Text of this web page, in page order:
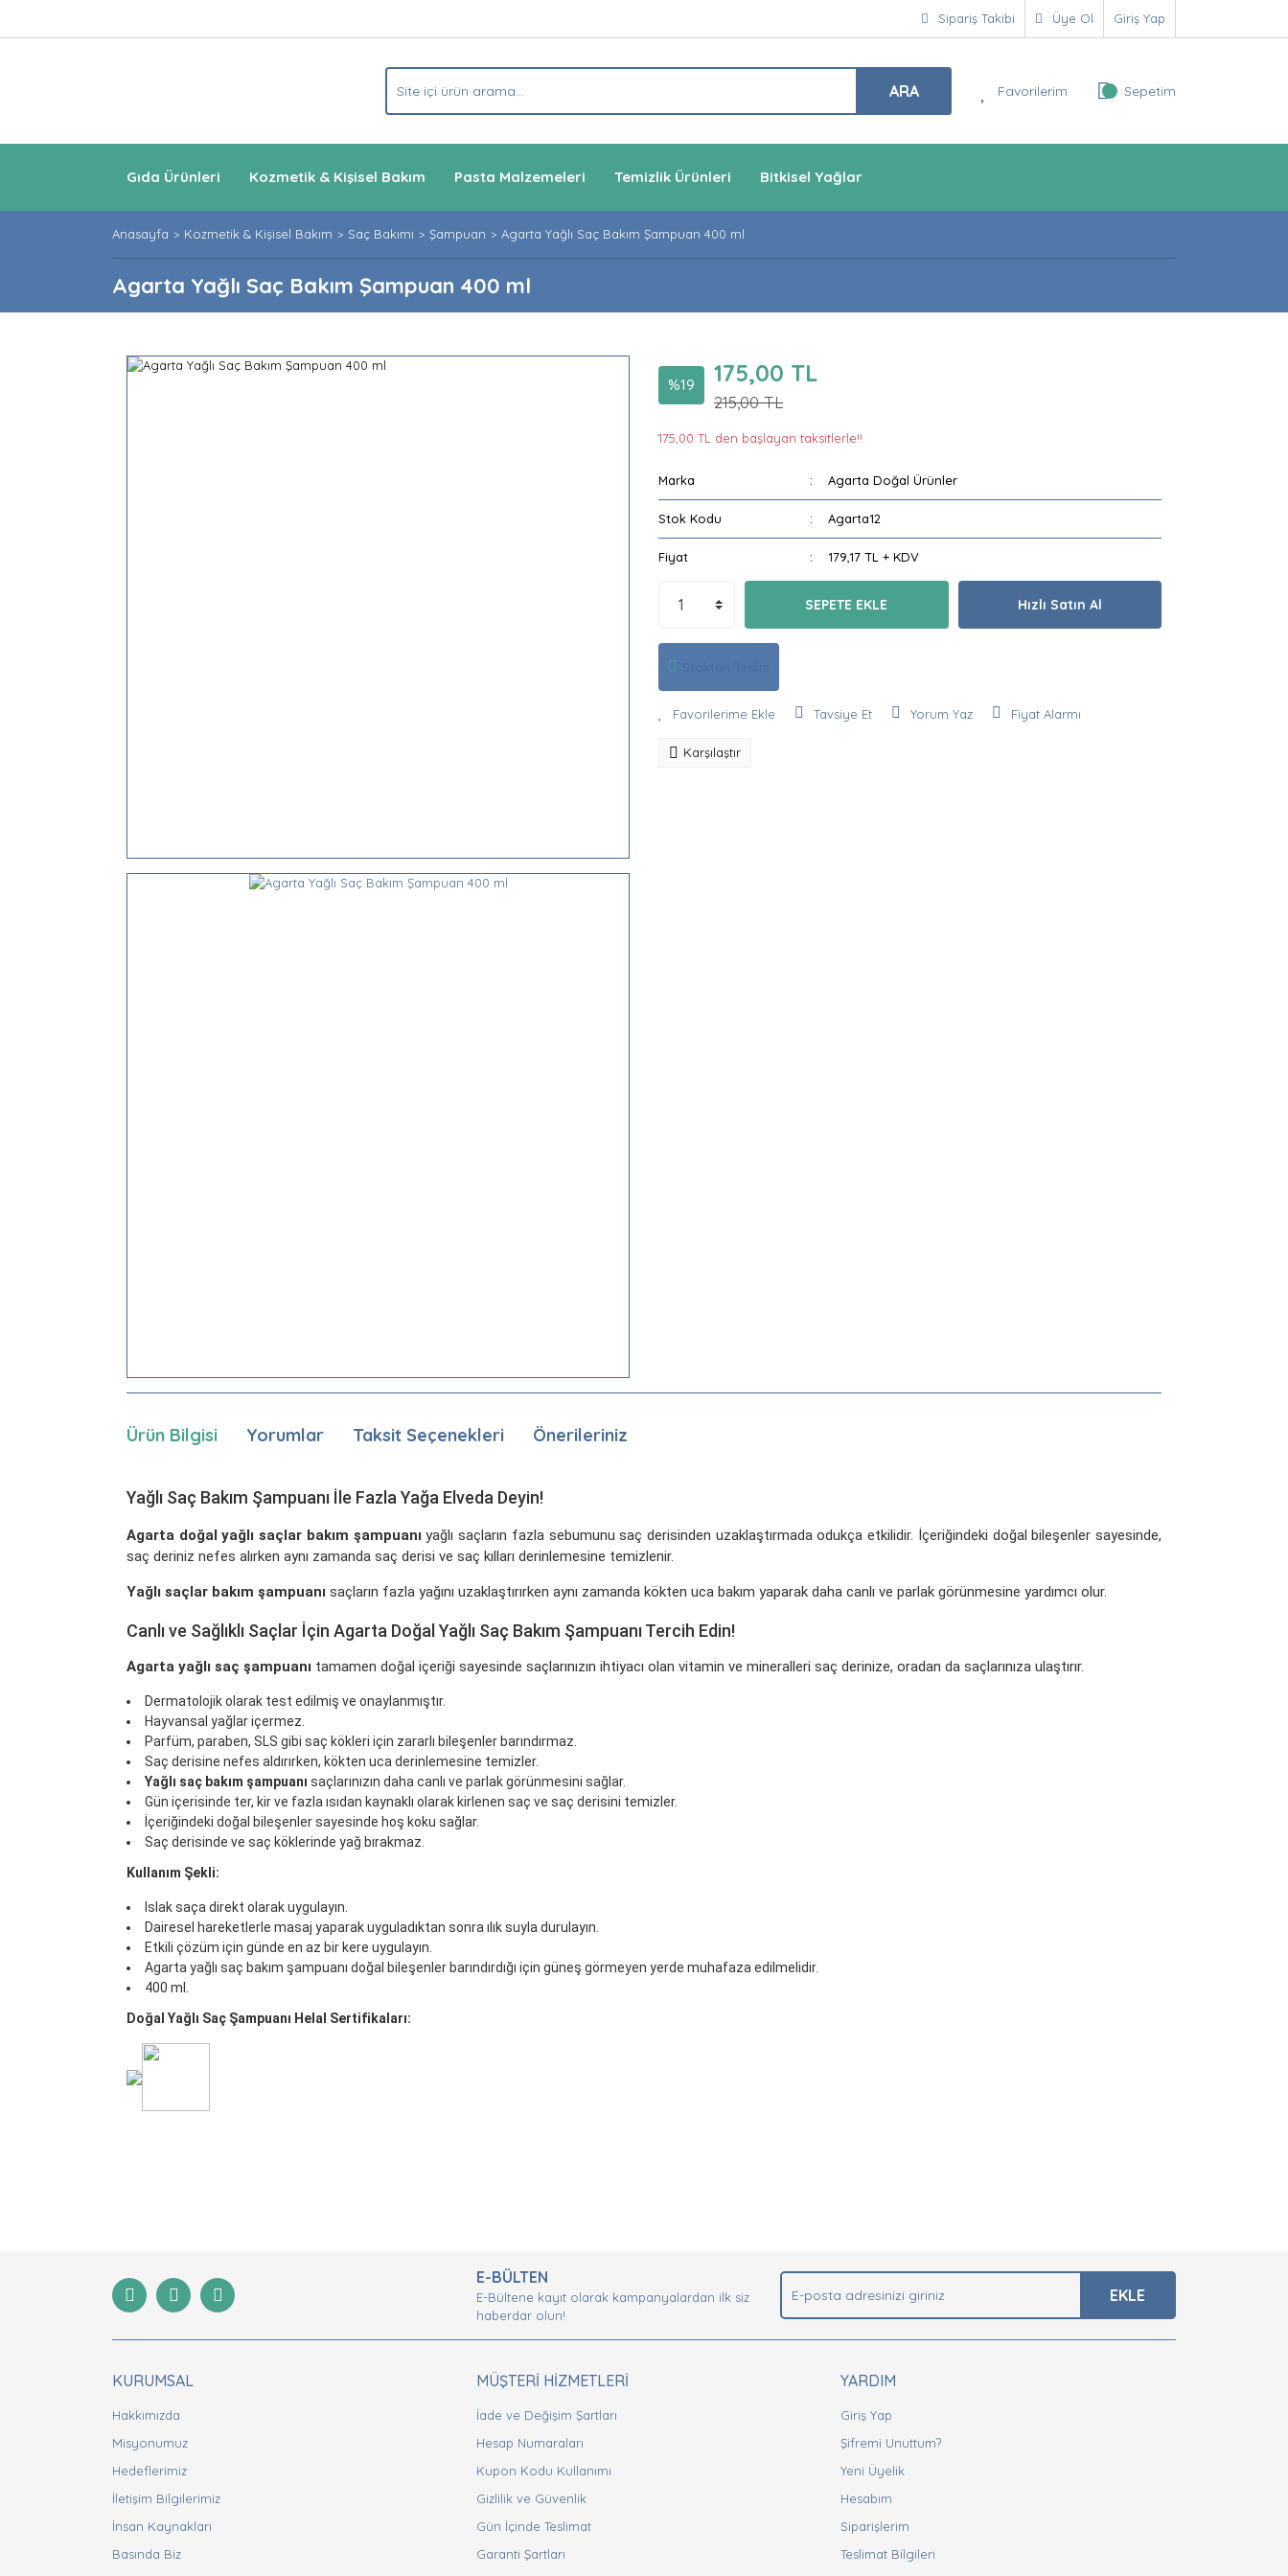
Sipariş Takibi Üye Ol Giriş Yap
ARA Favorilerim Sepetim
Gıda Ürünleri Kozmetik & Kişisel Bakım Pasta Malzemeleri Temizlik Ürünleri Bitkisel Yağlar
Anasayfa Kozmetik & Kişisel Bakım Saç Bakımı Şampuan Agarta Yağlı Saç Bakım Şampuan 400 ml
Agarta Yağlı Saç Bakım Şampuan 400 ml
%19 175,00 TL
215,00 TL
175,00 TL den başlayan taksitlerle!!
Marka Agarta Doğal Ürünler
Stok Kodu Agarta12
Fiyat 179,17 TL + KDV
SEPETE EKLE Hızlı Satın Al
Tavsiye Et Yorum Yaz Fiyat Alarmı
Karşılaştır
Ürün Bilgisi Yorumlar Taksit Seçenekleri Önerileriniz
Yağlı Saç Bakım Şampuanı İle Fazla Yağa Elveda Deyin!
Agarta doğal yağlı saçlar bakım şampuanı yağlı saçların fazla sebumunu saç derisinden uzaklaştırmada odukça etkilidir. İçeriğindeki doğal bileşenler sayesinde,
saç deriniz nefes alırken aynı zamanda saç derisi ve saç kılları derinlemesine temizlenir.
Yağlı saçlar bakım şampuanı saçların fazla yağını uzaklaştırırken aynı zamanda kökten uca bakım yaparak daha canlı ve parlak görünmesine yardımcı olur.
Canlı ve Sağlıklı Saçlar İçin Agarta Doğal Yağlı Saç Bakım Şampuanı Tercih Edin!
Agarta yağlı saç şampuanı tamamen doğal içeriği sayesinde saçlarınızın ihtiyacı olan vitamin ve mineralleri saç derinize, oradan da saçlarınıza ulaştırır.
Dermatolojik olarak test edilmiş ve onaylanmıştır.
Hayvansal yağlar içermez.
Parfüm, paraben, SLS gibi saç kökleri için zararlı bileşenler barındırmaz.
Saç derisine nefes aldırırken, kökten uca derinlemesine temizler.
Yağlı saç bakım şampuanı saçlarınızın daha canlı ve parlak görünmesini sağlar.
Gün içerisinde ter, kir ve fazla ısıdan kaynaklı olarak kirlenen saç ve saç derisini temizler.
İçeriğindeki doğal bileşenler sayesinde hoş koku sağlar.
Saç derisinde ve saç köklerinde yağ bırakmaz.
Kullanım Şekli:
Islak saça direkt olarak uygulayın.
Dairesel hareketlerle masaj yaparak uyguladıktan sonra ılık suyla durulayın.
Etkili çözüm için günde en az bir kere uygulayın.
Agarta yağlı saç bakım şampuanı doğal bileşenler barındırdığı için güneş görmeyen yerde muhafaza edilmelidir.
400 ml.
Doğal Yağlı Saç Şampuanı Helal Sertifikaları:
Ürün açıklamasında eksik bilgiler bulunuyor.
Bu ürüne benzer farklı alternatifler olmalı.
E-BÜLTEN
E-Bültene kayıt olarak kampanyalardan ilk siz
haberdar olun!
EKLE
KURUMSAL
Hakkımızda
Misyonumuz
Hedeflerimiz
İletişim Bilgilerimiz
İnsan Kaynakları
Basında Biz
MÜŞTERİ HİZMETLERİ
İade ve Değişim Şartları
Hesap Numaraları
Kupon Kodu Kullanımı
Gizlilik ve Güvenlik
Gün İçinde Teslimat
Garanti Şartları
YARDIM
Giriş Yap
Şifremi Unuttum?
Yeni Üyelik
Hesabım
Siparişlerim
Teslimat Bilgileri